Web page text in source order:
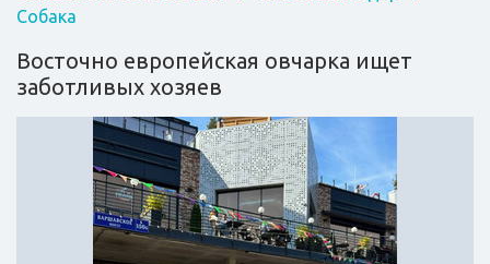
Собака
Восточно европейская овчарка ищет
заботливых хозяев